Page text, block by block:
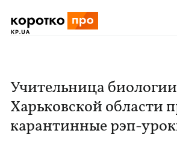
Учительница
Харьковской области
карантинные рэп-